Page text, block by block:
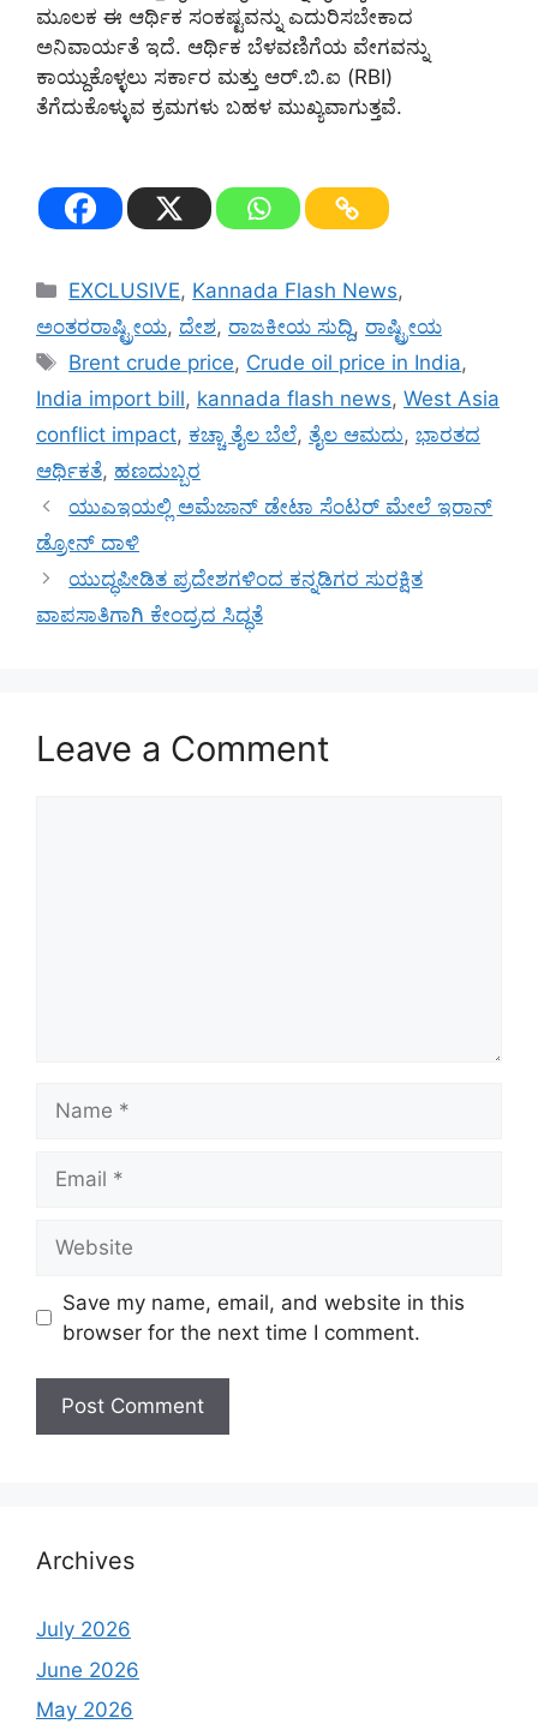
ಮೂಲಕ ಈ ಆರ್ಥಿಕ ಸಂಕಷ್ಟವನ್ನು ಎದುರಿಸಬೇಕಾದ
ಅನಿವಾರ್ಯತೆ ಇದೆ. ಆರ್ಥಿಕ ಬೆಳವಣಿಗೆಯ ವೇಗವನ್ನು
ಕಾಯ್ದುಕೊಳ್ಳಲು ಸರ್ಕಾರ ಮತ್ತು ಆರ್.ಬಿ.ಐ (RBI)
ತೆಗೆದುಕೊಳ್ಳುವ ಕ್ರಮಗಳು ಬಹಳ ಮುಖ್ಯವಾಗುತ್ತವೆ.
Categories
EXCLUSIVE, Kannada Flash News,
ಅಂತರರಾಷ್ಟ್ರೀಯ, ದೇಶ, ರಾಜಕೀಯ ಸುದ್ದಿ, ರಾಷ್ಟ್ರೀಯ
Tags
Brent crude price, Crude oil price in India,
India import bill, kannada flash news, West Asia
conflict impact, ಕಚ್ಚಾ ತೈಲ ಬೆಲೆ, ತೈಲ ಆಮದು, ಭಾರತದ
ಆರ್ಥಿಕತೆ, ಹಣದುಬ್ಬರ
ಯುಎಇಯಲ್ಲಿ ಅಮೆಜಾನ್ ಡೇಟಾ ಸೆಂಟರ್ ಮೇಲೆ ಇರಾನ್
ಡ್ರೋನ್ ದಾಳಿ
ಯುದ್ಧಪೀಡಿತ ಪ್ರದೇಶಗಳಿಂದ ಕನ್ನಡಿಗರ ಸುರಕ್ಷಿತ
ವಾಪಸಾತಿಗಾಗಿ ಕೇಂದ್ರದ ಸಿದ್ಧತೆ
Leave a Comment
Save my name, email, and website in this
browser for the next time I comment.
Archives
July 2026
June 2026
May 2026